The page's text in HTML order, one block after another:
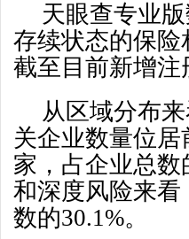
天眼查专业
存续状态的保险
截至目前新增注
从区域分布
关企业数量位
家，占企业总数
和深度风险来
数的30.1%。